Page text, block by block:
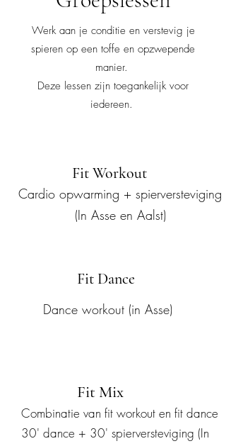
Werk aan je conditie en verstevig je
spieren op een toffe en opzwepende
manier.
Deze lessen zijn toegankelijk voor
iedereen.
Fit Workout
Cardio opwarming + spierversteviging
(In Asse en Aalst)
Fit Dance
Dance workout (in Asse)
Fit Mix
Combinatie van fit workout en fit dance
30' dance + 30' spierversteviging (In